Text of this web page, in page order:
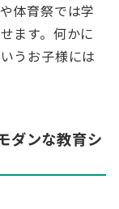
体育祭では学
ます。何かに
うお子様には
ダンな教育シ